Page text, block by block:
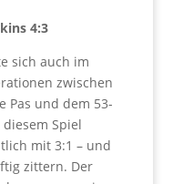
4:3
sich auch im
zwischen
Pas und dem 53-
Spiel
mit 3:1 – und
zittern. Der